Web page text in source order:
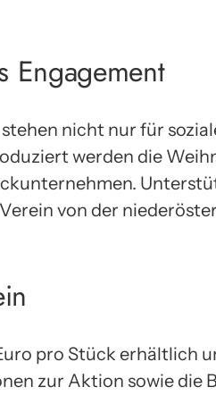
Engagement
nicht nur für
werden die
von der
pro Stück erhältlich
zur Aktion sowie die